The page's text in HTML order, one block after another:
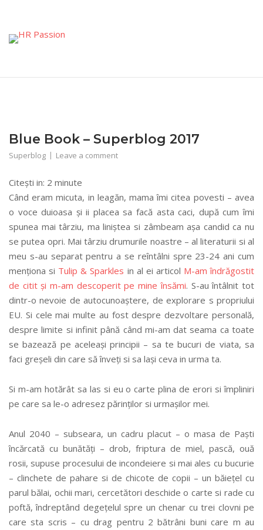
content
Blue Book – Superblog 2017
Superblog Leave a comment
Citești in: 2 minute
Când eram micuta, in leagăn, mama îmi citea povesti – avea
o voce duioasa și ii placea sa facă asta caci, după cum îmi
spunea mai târziu, ma liniștea si zâmbeam așa candid ca nu
se putea opri. Mai târziu drumurile noastre – al literaturii si al
meu s-au separat pentru a se reîntâlni spre 23-24 ani cum
menționa si Tulip & Sparkles in al ei articol M-am îndrăgostit
de citit și m-am descoperit pe mine însămi. S-au întâlnit tot
dintr-o nevoie de autocunoaștere, de explorare s propriului
EU. Si cele mai multe au fost despre dezvoltare personală,
despre limite si infinit până când mi-am dat seama ca toate
se bazează pe aceleași principii – sa te bucuri de viata, sa
faci greșeli din care să înveți si sa lași ceva in urma ta.
Si m-am hotărât sa las si eu o carte plina de erori si împliniri
pe care sa le-o adresez părinților si urmașilor mei.
Anul 2040 – subseara, un cadru placut – o masa de Paști
încărcată cu bunătăți – drob, friptura de miel, pască, ouă
rosii, supuse procesului de incondeiere si mai ales cu bucurie
– clinchete de pahare si de chicote de copii – un băiețel cu
parul bălai, ochii mari, cercetători deschide o carte si rade cu
poftă, îndreptând degețelul spre un chenar cu trei clovni pe
care sta scris – cu drag pentru 2 bătrâni buni care m au